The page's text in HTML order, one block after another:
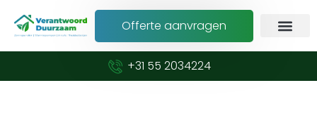
Offerte aanvragen
+31 55 2034224